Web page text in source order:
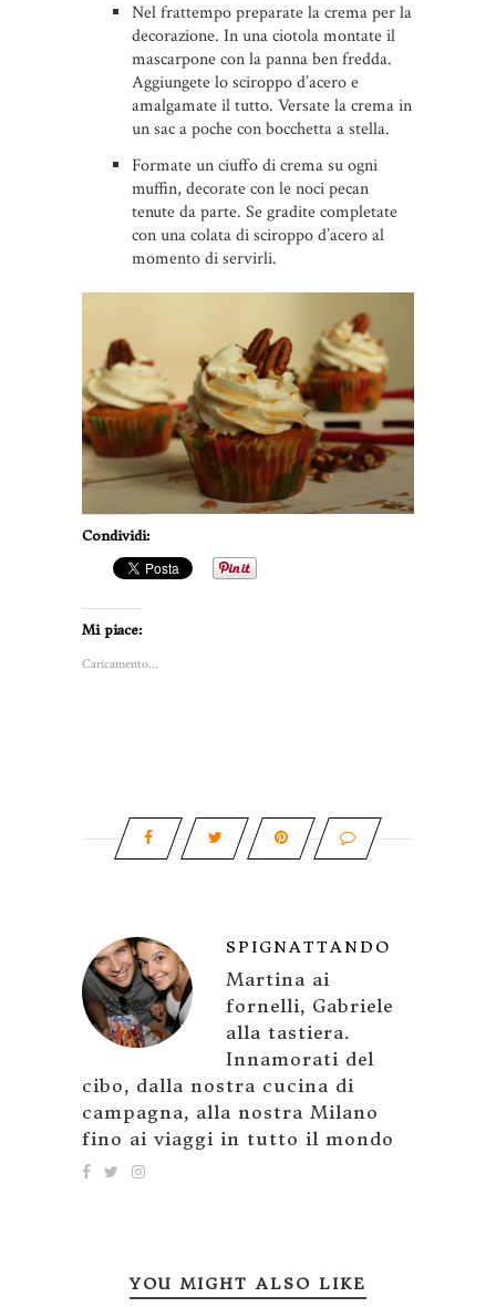
Nel frattempo preparate la crema per la
decorazione. In una ciotola montate il
mascarpone con la panna ben fredda.
Aggiungete lo sciroppo d’acero e
amalgamate il tutto. Versate la crema in
un sac a poche con bocchetta a stella.
Formate un ciuffo di crema su ogni
muffin, decorate con le noci pecan
tenute da parte. Se gradite completate
con una colata di sciroppo d’acero al
momento di servirli.
Condividi:
Mi piace:
Caricamento...
SPIGNATTANDO
Martina ai
fornelli, Gabriele
alla tastiera.
Innamorati del
cibo, dalla nostra cucina di
campagna, alla nostra Milano
fino ai viaggi in tutto il mondo
YOU MIGHT ALSO LIKE